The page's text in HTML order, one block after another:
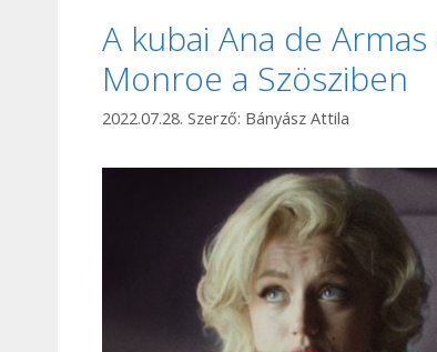
A kubai Ana de
Monroe a Szösziben
2022.07.28. Szerző: Bányász Attila